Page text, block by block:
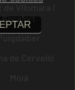
de Vilomara i
Rocafort
de Cervelló
Moià